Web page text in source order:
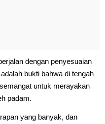
dengan penyesuaian
bukti bahwa di tengah
untuk merayakan
padam.
yang banyak, dan